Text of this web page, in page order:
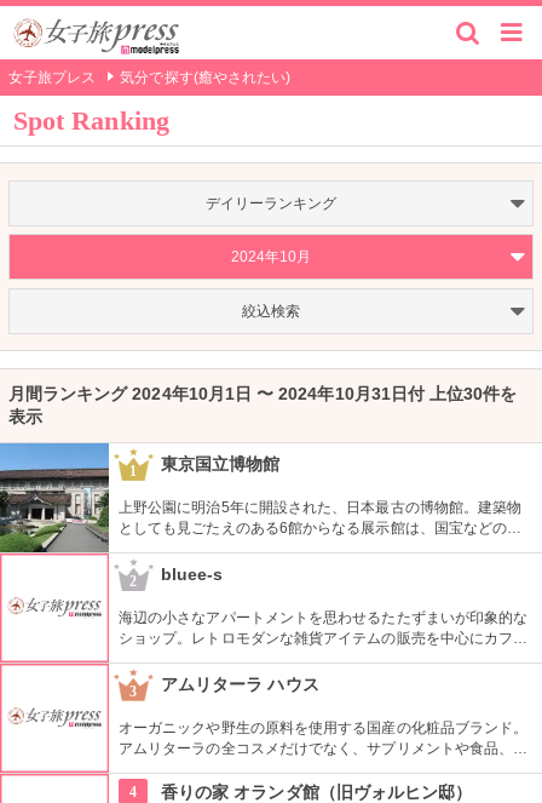
女子旅プレス 気分で探す(癒やされたい)
Spot Ranking
デイリーランキング
2024年10月
絞込検索
月間ランキング 2024年10月1日 〜 2024年10月31日付 上位30件を
表示
1 東京国立博物館
上野公園に明治5年に開設された、日本最古の博物館。建築物
としても見ごたえのある6館からなる展示館は、国宝などの歴
史資料や日本やアジアの美術品など約11万点が所蔵されていま
す。オリジナルグッズを販売するミュージアムショップや食事
もできるカフェなども併設されています。
2 bluee-s
海辺の小さなアパートメントを思わせるたたずまいが印象的な
ショップ。レトロモダンな雑貨アイテムの販売を中心にカフェ
も併設されています。ちょっと懐かしい60年代〜80年代のユー
ズド雑貨を探すのに打ってつけです。店名のとおり海の青にち
なんだマリンテイストのファッションやグッズも多彩に揃って
います。
3 アムリターラ ハウス
オーガニックや野生の原料を使用する国産の化粧品ブランド。
アムリターラの全コスメだけでなく、サプリメントや食品、雑
貨も販売している。また、イベントやカウンセリングなども行
っている。
4 香りの家 オランダ館（旧ヴォルヒン邸）